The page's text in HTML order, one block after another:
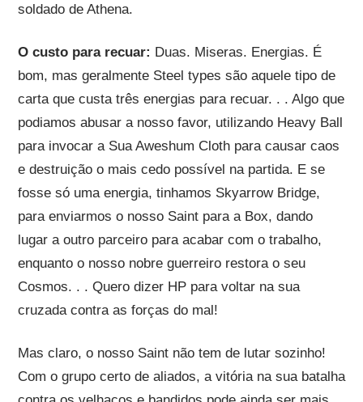
soldado de Athena.
O custo para recuar: Duas. Miseras. Energias. É
bom, mas geralmente Steel types são aquele tipo de
carta que custa três energias para recuar. . . Algo que
podiamos abusar a nosso favor, utilizando Heavy Ball
para invocar a Sua Aweshum Cloth para causar caos
e destruição o mais cedo possível na partida. E se
fosse só uma energia, tinhamos Skyarrow Bridge,
para enviarmos o nosso Saint para a Box, dando
lugar a outro parceiro para acabar com o trabalho,
enquanto o nosso nobre guerreiro restora o seu
Cosmos. . . Quero dizer HP para voltar na sua
cruzada contra as forças do mal!
Mas claro, o nosso Saint não tem de lutar sozinho!
Com o grupo certo de aliados, a vitória na sua batalha